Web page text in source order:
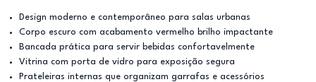
Design moderno e contemporâneo para salas urbanas
Corpo escuro com acabamento vermelho brilho impactante
Bancada prática para servir bebidas confortavelmente
Vitrina com porta de vidro para exposição segura
Prateleiras internas que organizam garrafas e acessórios